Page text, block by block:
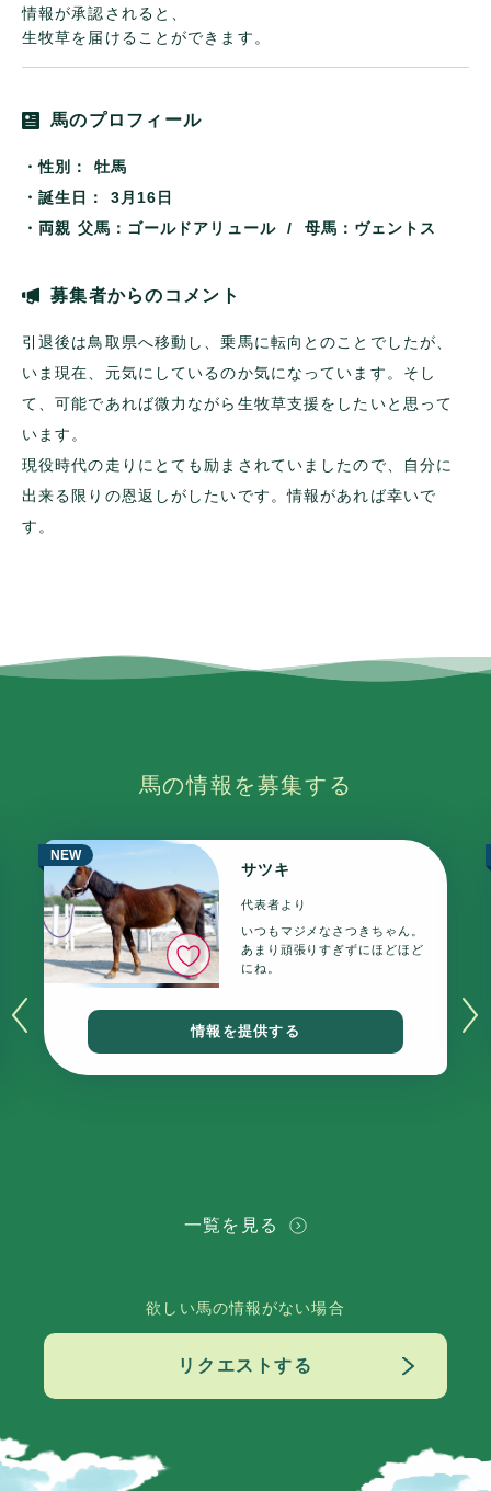
情報が承認されると、
生牧草を届けることができます。
馬のプロフィール
・性別：
牡馬
・誕生日：
3月16日
・両親 父馬：ゴールドアリュール / 母馬：ヴェントス
募集者からのコメント
引退後は鳥取県へ移動し、乗馬に転向とのことでしたが、
いま現在、元気にしているのか気になっています。そし
て、可能であれば微力ながら生牧草支援をしたいと思って
います。
現役時代の走りにとても励まされていましたので、自分に
出来る限りの恩返しがしたいです。情報があれば幸いで
す。
馬の情報を募集する
NEW
いいね
サツキ
代表者より
いつもマジメなさつきちゃん。
あまり頑張りすぎずにほどほど
にね。
情報を提供する
一覧を見る
欲しい馬の情報がない場合
リクエストする